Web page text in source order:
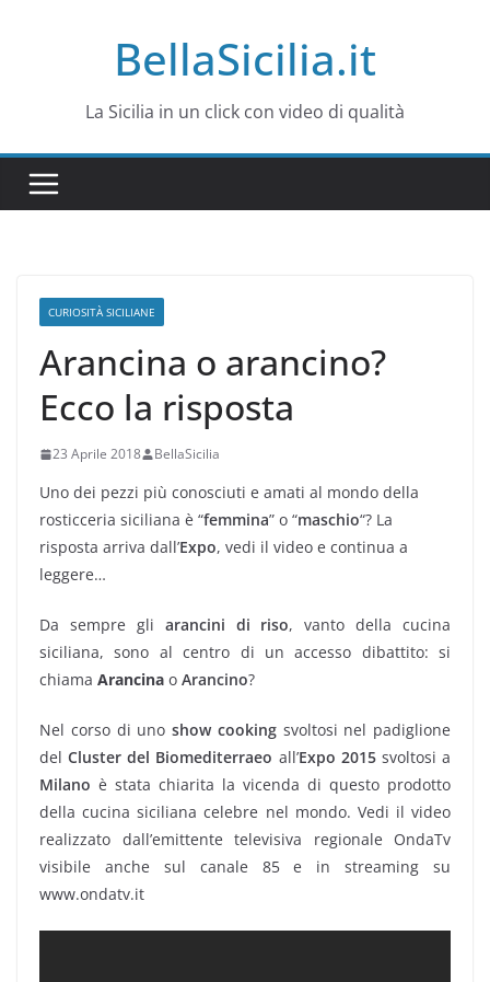
BellaSicilia.it
La Sicilia in un click con video di qualità
CURIOSITÀ SICILIANE
Arancina o arancino?
Ecco la risposta
23 Aprile 2018 BellaSicilia
Uno dei pezzi più conosciuti e amati al mondo della
rosticceria siciliana è “femmina” o “maschio“? La
risposta arriva dall’Expo, vedi il video e continua a
leggere…
Da sempre gli arancini di riso, vanto della cucina
siciliana, sono al centro di un accesso dibattito: si
chiama Arancina o Arancino?
Nel corso di uno show cookingsvoltosi nel padiglione
delCluster del Biomediterraeo all’Expo 2015svoltosi a
Milano è stata chiarita la vicenda di questo prodotto
della cucina siciliana celebre nel mondo. Vedi il video
realizzato dall’emittente televisiva regionale OndaTv
visibile anche sul canale 85 e in streaming su
www.ondatv.it